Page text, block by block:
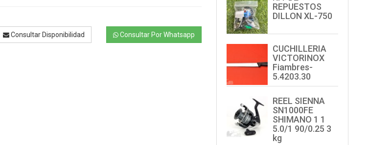
Consultar Disponibilidad Consultar Por Whatsapp
REPUESTOS
DILLON XL-750
CUCHILLERIA
VICTORINOX
Fiambres-
5.4203.30
REEL SIENNA
SN1000FE
SHIMANO 1 1
5.0/1 90/0.25 3
kg